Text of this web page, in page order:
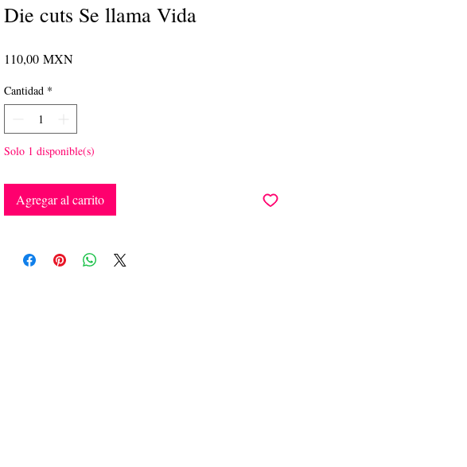
Die cuts Se llama Vida
110,00 MXNPrecio
Cantidad *
Solo 1 disponible(s)
Agregar al carrito